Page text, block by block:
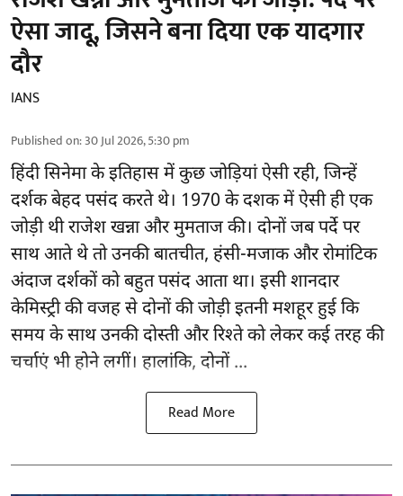
ऐसा जादू, जिसने बना दिया एक यादगार
दौर
IANS
Published on:30 Jul 2026, 5:30 pm
हिंदी सिनेमा के इतिहास में कुछ जोड़ियां ऐसी रही, जिन्हें
दर्शक बेहद पसंद करते थे। 1970 के दशक में ऐसी ही एक
जोड़ी थी राजेश खन्ना और मुमताज की। दोनों जब पर्दे पर
साथ आते थे तो उनकी बातचीत, हंसी-मजाक और रोमांटिक
अंदाज दर्शकों को बहुत पसंद आता था। इसी शानदार
केमिस्ट्री की वजह से दोनों की जोड़ी इतनी मशहूर हुई कि
समय के साथ उनकी दोस्ती और रिश्ते को लेकर कई तरह की
चर्चाएं भी होने लगीं। हालांकि, दोनों ...
Read More